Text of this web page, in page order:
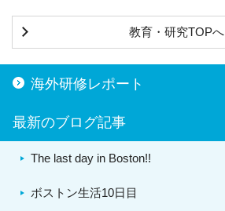
教育・研究TOPへ
海外研修レポート
最新のブログ記事
The last day in Boston!!
ボストン生活10日目